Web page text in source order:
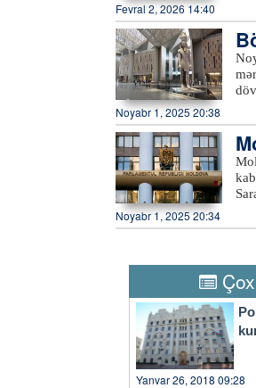
Fevral 2, 2026 14:40
ək
Noyabr 1, 2025 20:38
Noyabr 1, 2025 20:34
Yanvar 26, 2018 09:28